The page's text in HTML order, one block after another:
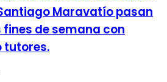
Maravatío pasan
de semana con
tutores.